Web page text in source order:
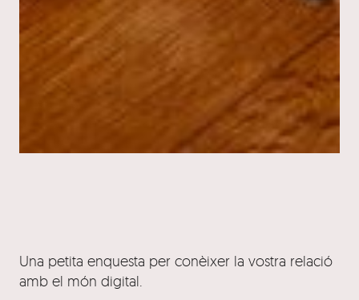
Una petita enquesta per conèixer la vostra relació
amb el món digital.